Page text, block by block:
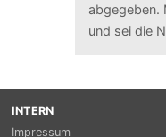
abgegeben.
und sei die
INTERN
Impressum